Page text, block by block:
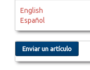
English
Español
Enviar un artículo